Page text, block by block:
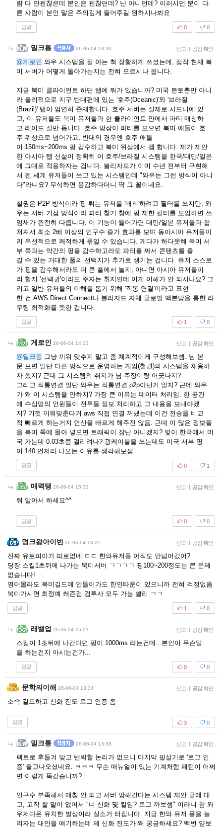
람 다 안괜찮은데 본인은 괜찮던데? 난 아니던데? 이러시던 분이 다
른 사람이 본인 말은 주의깊게 들어주길 원하시나봐요
답글 0
0
밀크통 26-06-04 13:30 신고 | 공감 확인
@게로인 와우 시스템을 잘 아는 척 장황하게 쓰셨는데, 정작 현재 북
미 서버가 어떻게 돌아가는지는 전혀 모르시나 봅니다.
지금 북미 클라이언트 하단 탭에 뭐가 있습니까? 미국 본토뿐만 아니
라 물리적으로 지구 반대편에 있는 '호주(Oceanic)'와 '브라질
(Brazil)' 탭이 엄연히 존재합니다. 호주 서버는 실제로 시드니에 있
고, 이 유저들도 북미 유저들과 한 클라이언트 안에서 파티 매칭하
고 레이드 잘만 돕니다. 호주 방장이 파티를 모으면 북미 애들이 호
주 위상으로 넘어가고, 반대의 경우엔 호주 애들
이 150ms~200ms 핑 감수하고 북미 위상에서 겜 합니다. 제가 제안
한 아시아 탭 신설이 정확히 이 호주/브라질 시스템을 한국/대만/일본
에 그대로 적용하자는 겁니다. 블리자드가 이미 수년 전부터 구현해
서 전 세계 유저들이 쓰고 있는 시스템인데 "와우는 그런 방식이 아니
다"라니요? 무식하면 용감하다더니 딱 그 꼴이네요.
철권은 P2P 방식이라 핑 튀는 유저를 '배척'하려고 필터를 쓰지만, 와
우는 서버 거점 방식이라 파티 찾기 창에 핑 제한 필터를 도입하면 쓰
임새가 완전히 다릅니다. 이 기능이 들어가면 대만/일본 유저들과 합
쳐져서 최소 2배 이상의 인구수 증가 효과를 보며 동아시아 유저들끼
리 우선적으로 쾌적하게 묶일 수 있습니다. 게다가 하다못해 북미 서
부 쪽과는 약간의 핑을 감수하고라도 파티를 짜서 콘텐츠를 즐
길 수 있는 거대한 풀의 선택지가 추가로 생기는 겁니다. 유저 스스로
가 핑을 감수해서라도 더 큰 풀에서 놀지, 아니면 아시아 유저들끼
리 할지 '선택권'이라도 주자는 취지인데 이게 이해가 안 되시나요? 그
리고 일반 유저들의 이해를 돕기 위해 '직통 연결'이라고 표현
한 건 AWS Direct Connect나 블리자드 자체 글로벌 백본망을 통한 라
우팅 최적화를 뜻한 겁니다.
답글 0
1
게로인 26-06-04 14:03 신고 | 공감 확인
@밀크통 그냥 끼워 맞추지 말고 좀 체계적이게 구성해보셈. 님 본
문 보면 일단 다른 방식으로 운영하는 게임(철권)의 시스템을 채용하
자 했지? 근데 그 시스템의 취지가 님 주장이랑 어긋나지?
그리고 직통연결 일단 와우는 직통연결 p2p아닌거 알지? 근데 와우
가 왜 이 시스템을 안하지? 가장 큰 이유는 데이터 처리임. 한 공간
에 수십명의 인원들이 전투들 정보 처리하고 그 내용을 보내야겠
지? 기껏 끼워맞춘다거 aws 직접 연결 꺼냈는데 이건 전송을 비교
적 빠르게 하는거지 연산을 빠르게 해주진 않음. 근데 이 많은 정보들
을 북미 쪽에 몰아 넣으면 트래픽이 장난 아니겠지? 빛이 한국에서 미
국 가는데 0.03초쯤 걸리려나? 광케이블을 쓰는데도 미국 서부 핑
이 140 언저리 나오는 이유를 생각해보셈
답글 1
0
매력탱 26-06-04 15:32 신고 | 공감 확인
뭐 알아서 하세요^^
답글 0
0
덩크왕아이번 26-06-04 13:25 신고 | 공감 확인
진짜 유토피아가 따로없네 ㄷㄷ 한와유저들 아직도 안넘어갔어?
당장 스킬1초뒤에 나가는 북미서버 ㄱㄱㄱㄱ 핑100~200정도는 큰 문제
없습니다!
영어몰라도 북미길드에 안들어가도 한인타운이 있으니까 전혀 걱정없음
북미가시면 최정예 쐐즌검 검투사 모두 가능 빨리 ㄱㄱ
답글 0
1
래밸업 26-06-04 15:01 신고 | 공감 확인
스킬이 1초뒤에 나간다면 핑이 1000ms 라는건데...본인이 무슨말
을 하는건지 아시는건가...
답글 0
0
문학의이해 26-06-04 13:34 신고 | 공감 확인
소속 길드하고 신화 진도 로그 인증 좀
답글 0
3
밀크통 26-06-04 13:38 신고 | 공감 확인
팩트로 후들겨 맞고 반박할 논리가 없으니 마지막 필살기로 '로그 인
증' 들고나오셨네요. ㅋㅋㅋ 무슨 매뉴얼이 있는 기계처럼 패턴이 어쩌
면 이렇게 똑같습니까?
인구수 부족해서 매칭 안 되고 서버 망해간다는 시스템 제안 글에 대
고, 고작 할 말이 없어서 "너 신화 몇 킬임? 로그 까보셈" 이라니 참 와
우저다운 유치한 발상이라 실소가 터집니다. 지금 한와 유저 풀을 늘
리자는 대안을 얘기하는데 제 신화 진도가 왜 궁금하세요? 백번 양보